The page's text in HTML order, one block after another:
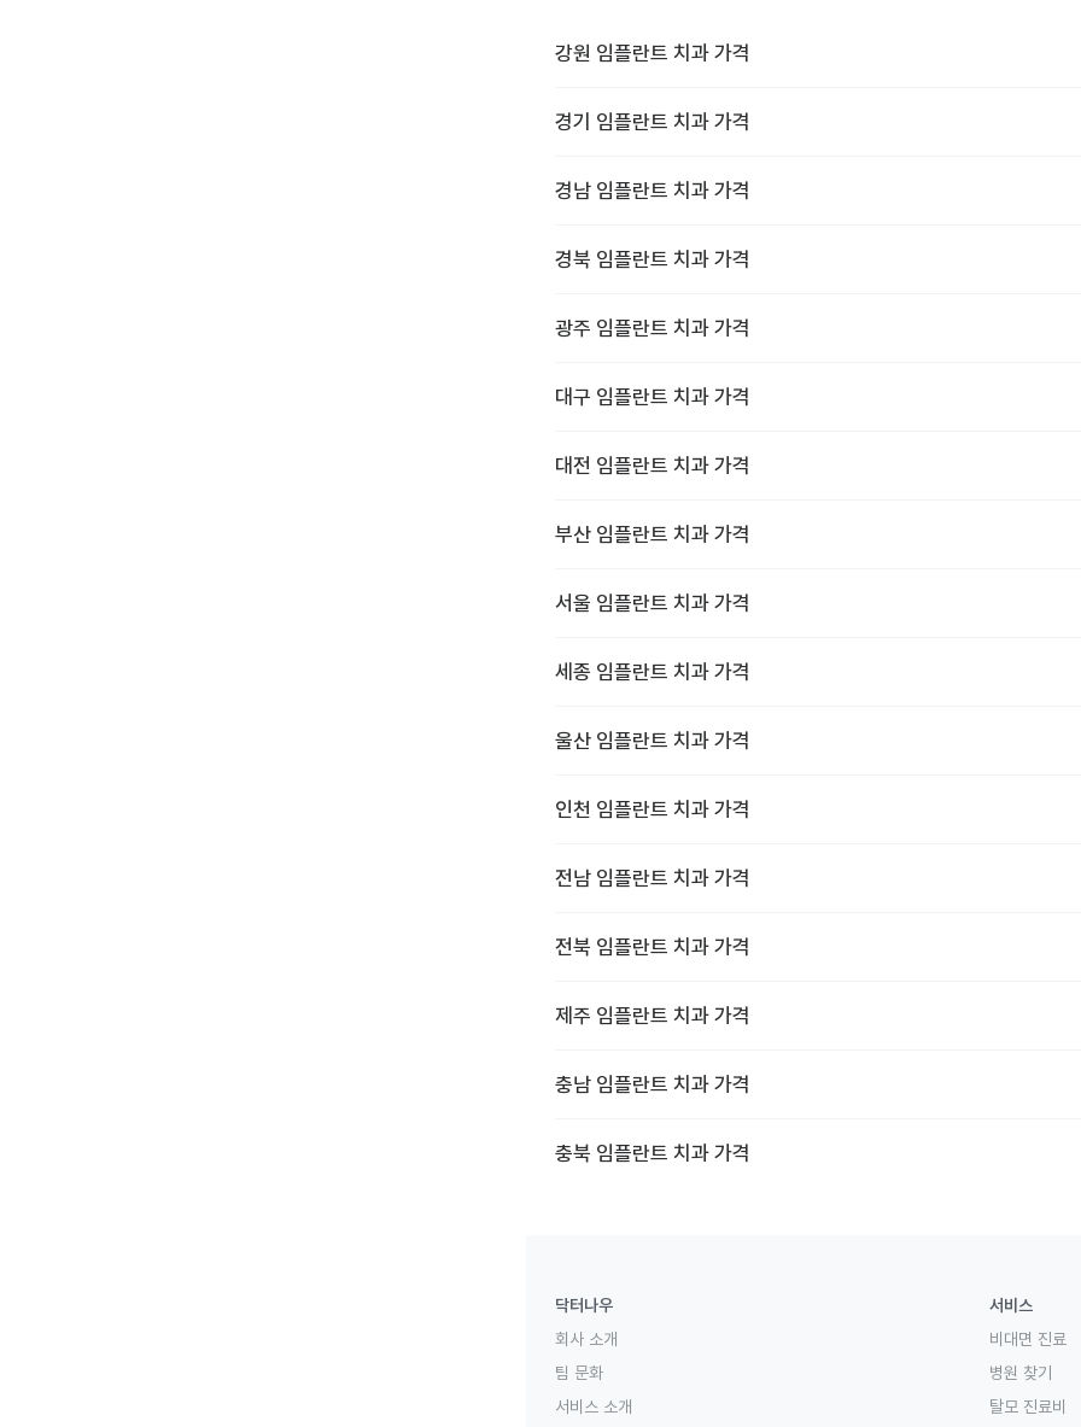
강원 임플란트 치과 가격
경기 임플란트 치과 가격
경남 임플란트 치과 가격
경북 임플란트 치과 가격
광주 임플란트 치과 가격
대구 임플란트 치과 가격
대전 임플란트 치과 가격
부산 임플란트 치과 가격
서울 임플란트 치과 가격
세종 임플란트 치과 가격
울산 임플란트 치과 가격
인천 임플란트 치과 가격
전남 임플란트 치과 가격
전북 임플란트 치과 가격
제주 임플란트 치과 가격
충남 임플란트 치과 가격
충북 임플란트 치과 가격
닥터나우
회사 소개
팀 문화
서비스 소개
서비스
비대면 진료
병원 찾기
탈모 진료비